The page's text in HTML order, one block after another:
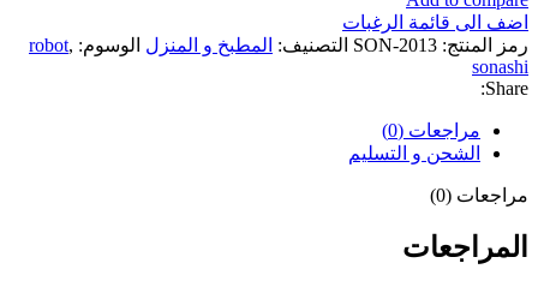
اضف الى قائمة الرغبات
رمز المنتج: SON-2013 التصنيف: المطبخ و المنزل الوسوم: robot,
sonashi
Share:
مراجعات (0)
الشحن و التسليم
مراجعات (0)
المراجعات